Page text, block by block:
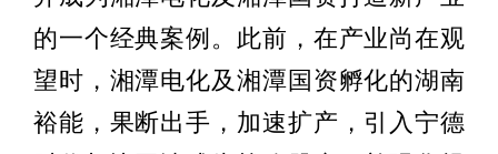
的一个经典案例。此前，在产业尚在观
望时，湘潭电化及湘潭国资孵化的湖南
裕能，果断出手，加速扩产，引入宁德